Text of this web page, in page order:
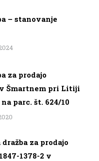
– stanovanje
za prodajo
Šmartnem pri Litiji
na parc. št. 624/10
za prodajo
1378-2 v